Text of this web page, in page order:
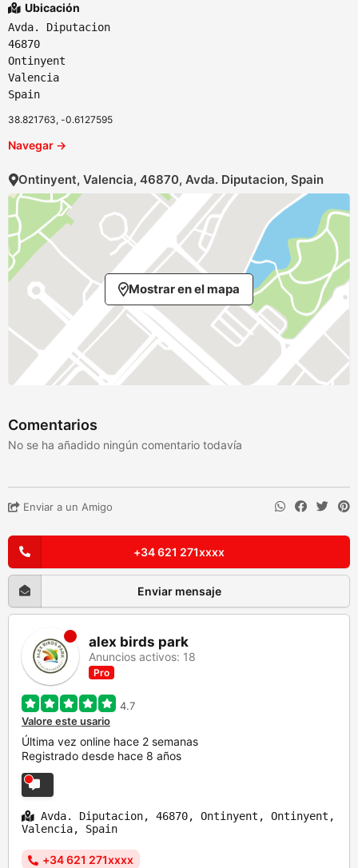
Ubicación
Avda. Diputacion
46870
Ontinyent
Valencia
Spain
38.821763, -0.6127595
Navegar →
Ontinyent, Valencia, 46870, Avda. Diputacion, Spain
Mostrar en el mapa
Comentarios
No se ha añadido ningún comentario todavía
Enviar a un Amigo
+34 621 271xxxx
Enviar mensaje
alex birds park
Anuncios activos: 18
Pro
4.7
Valore este usario
Última vez online hace 2 semanas
Registrado desde hace 8 años
Avda. Diputacion, 46870, Ontinyent, Ontinyent,
Valencia, Spain
+34 621 271xxxx